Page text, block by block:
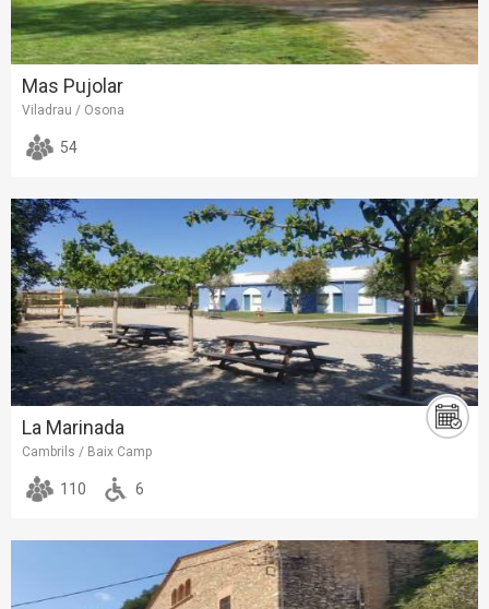
Mas Pujolar
Viladrau / Osona
54
La Marinada
Cambrils / Baix Camp
110 6